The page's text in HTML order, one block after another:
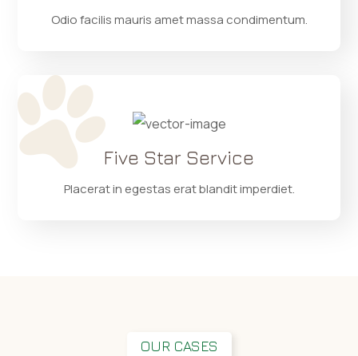
Odio facilis mauris amet massa condimentum.
Five Star Service
Placerat in egestas erat blandit imperdiet.
OUR CASES